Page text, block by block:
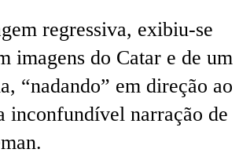
regressiva, exibiu-se
imagens do Catar e de um
“nadando” em direção ao
inconfundível narração de